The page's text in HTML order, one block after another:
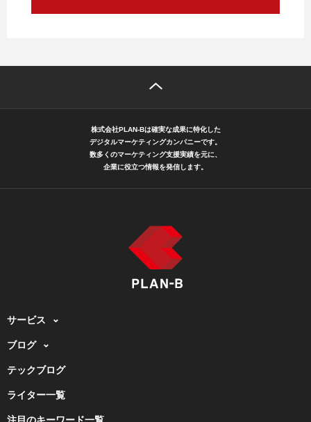
株式会社PLAN-Bは確実な成果に特化した
デジタルマーケティングカンパニーです。
数多くのマーケティング支援実績を元に、
企業に役立つ情報を発信します。
サービス
ブログ
テックブログ
ライター一覧